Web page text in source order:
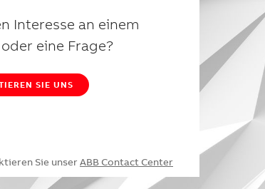
Interesse an einem
eine Frage?
SIE UNS
Sie unser ABB Contact Center